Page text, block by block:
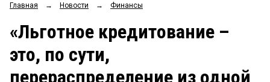
ОБЩЕСТВО
ЗАКОН
НОВОСТИ КОМПАНИЙ
Рейтинги
Главная → Новости → Финансы
«Льготное кредитование –
это, по сути,
перераспределение из одной